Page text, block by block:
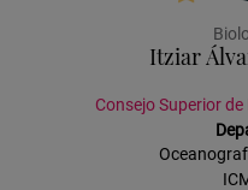
Itziar
Consejo Superior